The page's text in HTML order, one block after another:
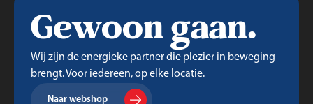
Gewoon gaan.
Wij zijn de energieke partner die plezier in beweging
brengt. Voor iedereen, op elke locatie.
Naar webshop